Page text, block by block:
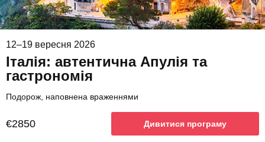
12–19 вересня 2026
Італія: автентична Апулія та
гастрономія
Подорож, наповнена враженнями
€2850 Дивитися програму